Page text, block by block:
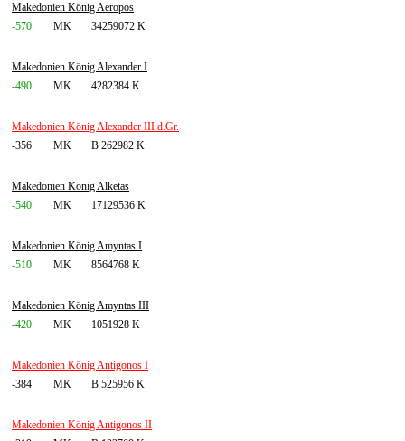
Makedonien König Aeropos
-570
MK 34259072 K
Makedonien König Alexander I
-490
MK 4282384 K
Makedonien König Alexander III d.Gr.
-356
MK B 262982 K
Makedonien König Alketas
-540
MK 17129536 K
Makedonien König Amyntas I
-510
MK 8564768 K
Makedonien König Amyntas III
-420
MK 1051928 K
Makedonien König Antigonos I
-384
MK B 525956 K
Makedonien König Antigonos II